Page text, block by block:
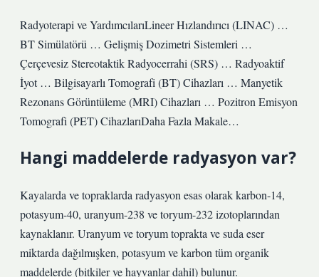
Radyoterapi ve YardımcılarıLineer Hızlandırıcı (LINAC) …
BT Simülatörü … Gelişmiş Dozimetri Sistemleri …
Çerçevesiz Stereotaktik Radyocerrahi (SRS) … Radyoaktif
İyot … Bilgisayarlı Tomografi (BT) Cihazları … Manyetik
Rezonans Görüntüleme (MRI) Cihazları … Pozitron Emisyon
Tomografi (PET) CihazlarıDaha Fazla Makale…
Hangi maddelerde radyasyon var?
Kayalarda ve topraklarda radyasyon esas olarak karbon-14,
potasyum-40, uranyum-238 ve toryum-232 izotoplarından
kaynaklanır. Uranyum ve toryum toprakta ve suda eser
miktarda dağılmışken, potasyum ve karbon tüm organik
maddelerde (bitkiler ve hayvanlar dahil) bulunur.